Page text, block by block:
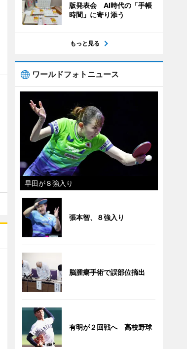
版発表会 AI時代の「手帳
時間」に寄り添う
もっと見る
ワールドフォトニュース
早田が８強入り
張本智、８強入り
脳腫瘍手術で誤部位摘出
有明が２回戦へ 高校野球